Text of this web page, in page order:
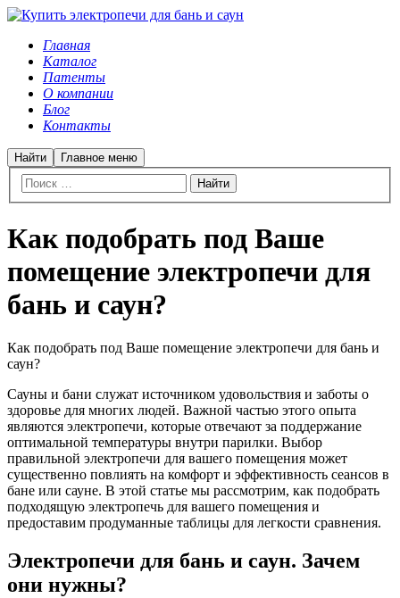
Главная
Каталог
Патенты
О компании
Блог
Контакты
Найти Главное меню
Как подобрать под Ваше
помещение электропечи для
бань и саун?
Как подобрать под Ваше помещение электропечи для бань и
саун?
Сауны и бани служат источником удовольствия и заботы о
здоровье для многих людей. Важной частью этого опыта
являются электропечи, которые отвечают за поддержание
оптимальной температуры внутри парилки. Выбор
правильной электропечи для вашего помещения может
существенно повлиять на комфорт и эффективность сеансов в
бане или сауне. В этой статье мы рассмотрим, как подобрать
подходящую электропечь для вашего помещения и
предоставим продуманные таблицы для легкости сравнения.
Электропечи для бань и саун. Зачем
они нужны?